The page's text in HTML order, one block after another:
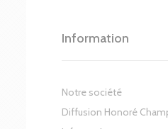
Information
Notre société
Diffusion Honoré